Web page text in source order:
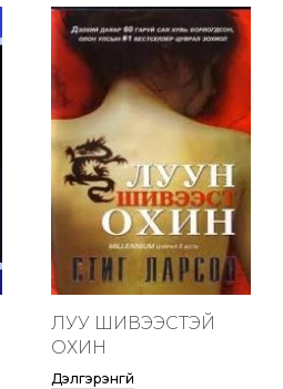
ЛУУ ШИВЭЭСТЭЙ
ОХИН
Дэлгэрэнгүй